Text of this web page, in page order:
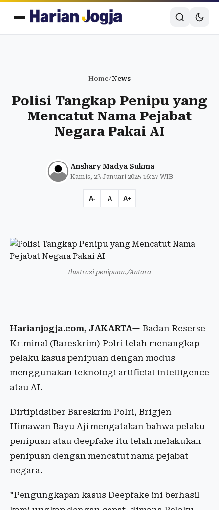
Home/News
Polisi Tangkap Penipu yang
Mencatut Nama Pejabat
Negara Pakai AI
Anshary Madya Sukma
Kamis, 23 Januari 2025 16:27 WIB
A- A A+
Ilustrasi penipuan./Antara
Harianjogja.com, JAKARTA— Badan Reserse
Kriminal (Bareskrim) Polri telah menangkap
pelaku kasus penipuan dengan modus
menggunakan teknologi artificial intelligence
atau AI.
Dirtipidsiber Bareskrim Polri, Brigjen
Himawan Bayu Aji mengatakan bahwa pelaku
penipuan atau deepfake itu telah melakukan
penipuan dengan mencatut nama pejabat
negara.
"Pengungkapan kasus Deepfake ini berhasil